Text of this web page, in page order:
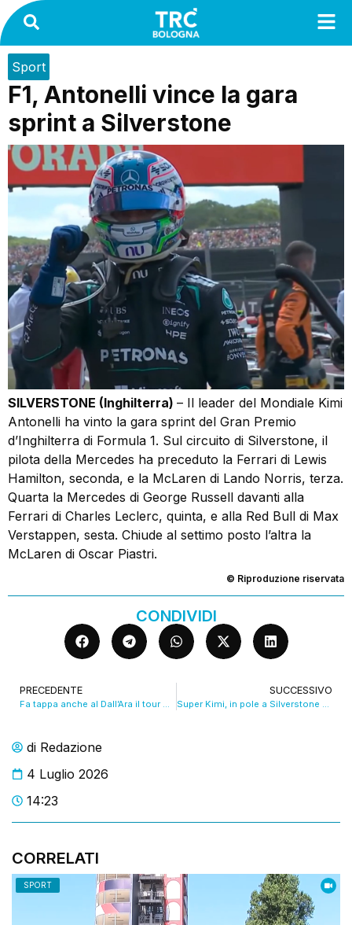
di Redazione
4 Luglio 2026
14:23
CORRELATI
SPORT
Sport
F1, Antonelli vince la gara
sprint a Silverstone
SILVERSTONE (Inghilterra) – Il leader del Mondiale Kimi
Antonelli ha vinto la gara sprint del Gran Premio
d’Inghilterra di Formula 1. Sul circuito di Silverstone, il
pilota della Mercedes ha preceduto la Ferrari di Lewis
Hamilton, seconda, e la McLaren di Lando Norris, terza.
Quarta la Mercedes di George Russell davanti alla
Ferrari di Charles Leclerc, quinta, e alla Red Bull di Max
Verstappen, sesta. Chiude al settimo posto l’altra la
McLaren di Oscar Piastri.
© Riproduzione riservata
CONDIVIDI
PRECEDENTE
Fa tappa anche al Dall’Ara il tour mondiale di Zucchero. VIDEO
SUCCESSIVO
Super Kimi, in pole a Silverstone dopo la vittoria in gara sprint